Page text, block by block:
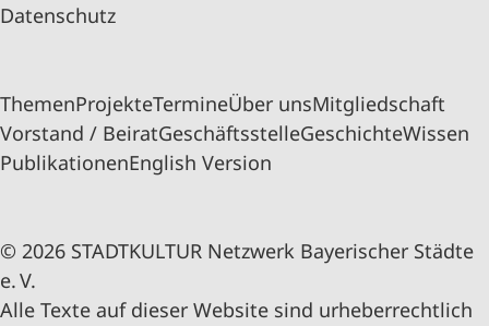
Datenschutz
ThemenProjekteTermineÜber unsMitgliedschaft
Vorstand / BeiratGeschäftsstelleGeschichteWissen
PublikationenEnglish Version
© 2026 STADTKULTUR Netzwerk Bayerischer Städte
e. V.
Alle Texte auf dieser Website sind urheberrechtlich